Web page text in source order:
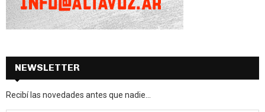
NEWSLETTER
Recibí las novedades antes que nadie...